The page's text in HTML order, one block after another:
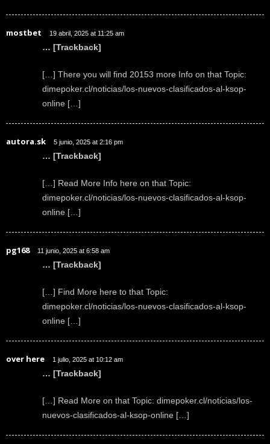
mostbet 19 abril, 2025 at 11:25 am
… [Trackback]
[…] There you will find 20153 more Info on that Topic:
dimepoker.cl/noticias/los-nuevos-clasificados-al-ksop-
online […]
autora.sk 5 junio, 2025 at 2:16 pm
… [Trackback]
[…] Read More Info here on that Topic:
dimepoker.cl/noticias/los-nuevos-clasificados-al-ksop-
online […]
pg168 11 junio, 2025 at 6:58 am
… [Trackback]
[…] Find More here to that Topic:
dimepoker.cl/noticias/los-nuevos-clasificados-al-ksop-
online […]
over here 1 julio, 2025 at 10:12 am
… [Trackback]
[…] Read More on that Topic: dimepoker.cl/noticias/los-
nuevos-clasificados-al-ksop-online […]